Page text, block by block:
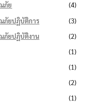
ภัย
(4)
ภัยปฏิบัติการ
(3)
ภัยปฏิบัติงาน
(2)
(1)
(1)
(2)
(1)